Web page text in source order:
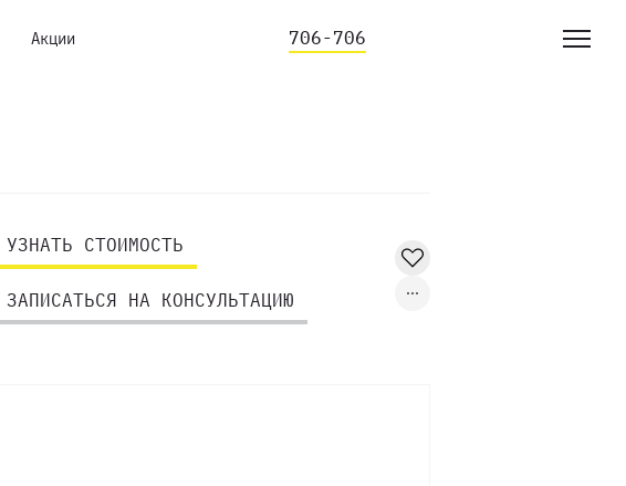
Акции 706-706
УЗНАТЬ СТОИМОСТЬ
ЗАПИСАТЬСЯ НА КОНСУЛЬТАЦИЮ